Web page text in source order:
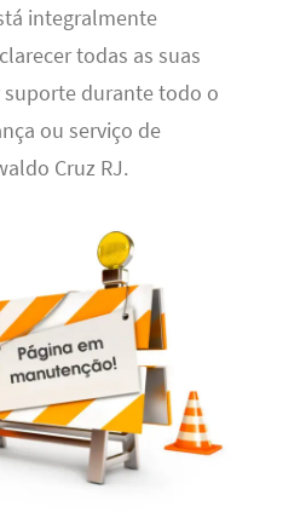
integralmente
todas as suas
suporte durante todo o
ou serviço de
Cruz RJ.